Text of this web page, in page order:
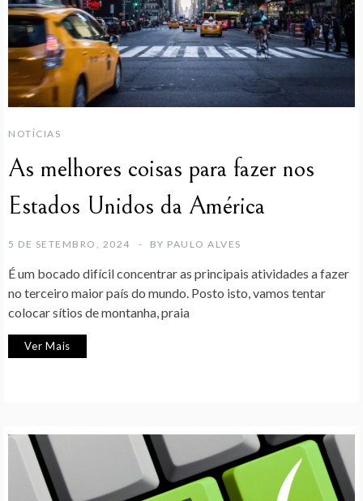
NOTÍCIAS
As melhores coisas para fazer nos
Estados Unidos da América
5 DE SETEMBRO, 2024 BY PAULO ALVES
É um bocado difícil concentrar as principais atividades a fazer
no terceiro maior país do mundo. Posto isto, vamos tentar
colocar sítios de montanha, praia
Ver Mais